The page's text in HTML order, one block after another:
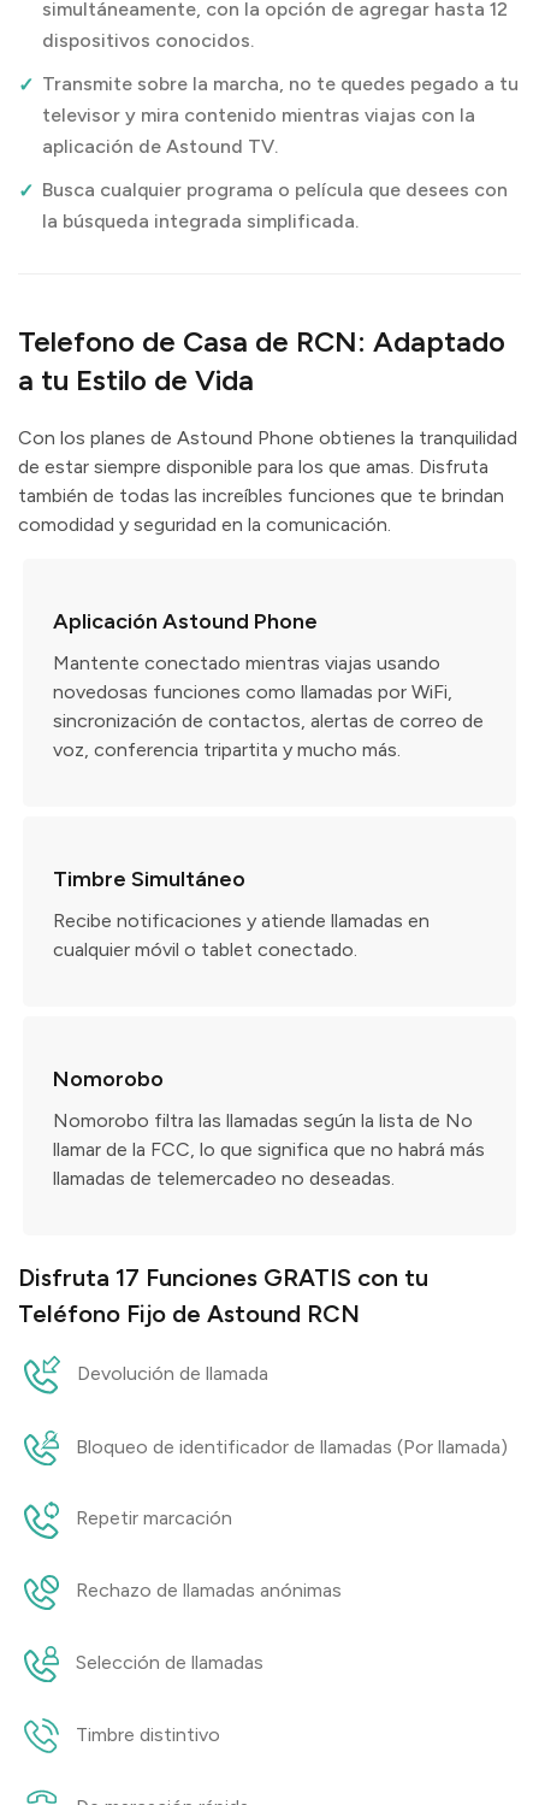
simultáneamente, con la opción de agregar hasta 12
dispositivos conocidos.
Transmite sobre la marcha, no te quedes pegado a tu
televisor y mira contenido mientras viajas con la
aplicación de Astound TV.
Busca cualquier programa o película que desees con
la búsqueda integrada simplificada.
Telefono de Casa de RCN: Adaptado
a tu Estilo de Vida
Con los planes de Astound Phone obtienes la tranquilidad
de estar siempre disponible para los que amas. Disfruta
también de todas las increíbles funciones que te brindan
comodidad y seguridad en la comunicación.
Aplicación Astound Phone
Mantente conectado mientras viajas usando
novedosas funciones como llamadas por WiFi,
sincronización de contactos, alertas de correo de
voz, conferencia tripartita y mucho más.
Timbre Simultáneo
Recibe notificaciones y atiende llamadas en
cualquier móvil o tablet conectado.
Nomorobo
Nomorobo filtra las llamadas según la lista de No
llamar de la FCC, lo que significa que no habrá más
llamadas de telemercadeo no deseadas.
Disfruta 17 Funciones GRATIS con tu
Teléfono Fijo de Astound RCN
Devolución de llamada
Bloqueo de identificador de llamadas (Por llamada)
Repetir marcación
Rechazo de llamadas anónimas
Selección de llamadas
Timbre distintivo